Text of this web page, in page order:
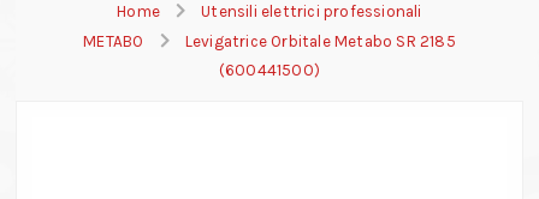
Home
Utensili elettrici professionali
METABO
Levigatrice Orbitale Metabo SR 2185
(600441500)